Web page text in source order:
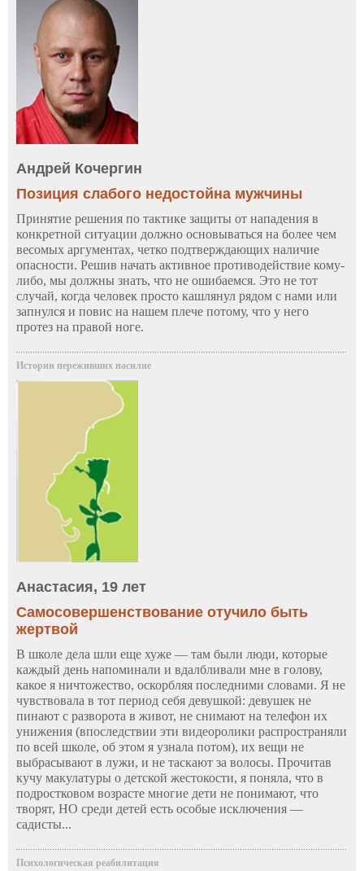
Андрей Кочергин
Позиция слабого недостойна мужчины
Принятие решения по тактике защиты от нападения в
конкретной ситуации должно основываться на более чем
весомых аргументах, четко подтверждающих наличие
опасности. Решив начать активное противодействие кому-
либо, мы должны знать, что не ошибаемся. Это не тот
случай, когда человек просто кашлянул рядом с нами или
запнулся и повис на нашем плече потому, что у него
протез на правой ноге.
Истории переживших насилие
Анастасия, 19 лет
Самосовершенствование отучило быть
жертвой
В школе дела шли еще хуже — там были люди, которые
каждый день напоминали и вдалбливали мне в голову,
какое я ничтожество, оскорбляя последними словами. Я не
чувствовала в тот период себя девушкой: девушек не
пинают с разворота в живот, не снимают на телефон их
унижения (впоследствии эти видеоролики распространяли
по всей школе, об этом я узнала потом), их вещи не
выбрасывают в лужи, и не таскают за волосы. Прочитав
кучу макулатуры о детской жестокости, я поняла, что в
подростковом возрасте многие дети не понимают, что
творят, НО среди детей есть особые исключения —
садисты...
Психологическая реабилитация